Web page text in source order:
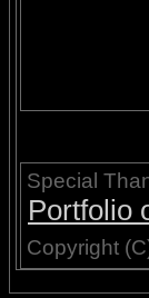
Special
Portfolio
Copyright